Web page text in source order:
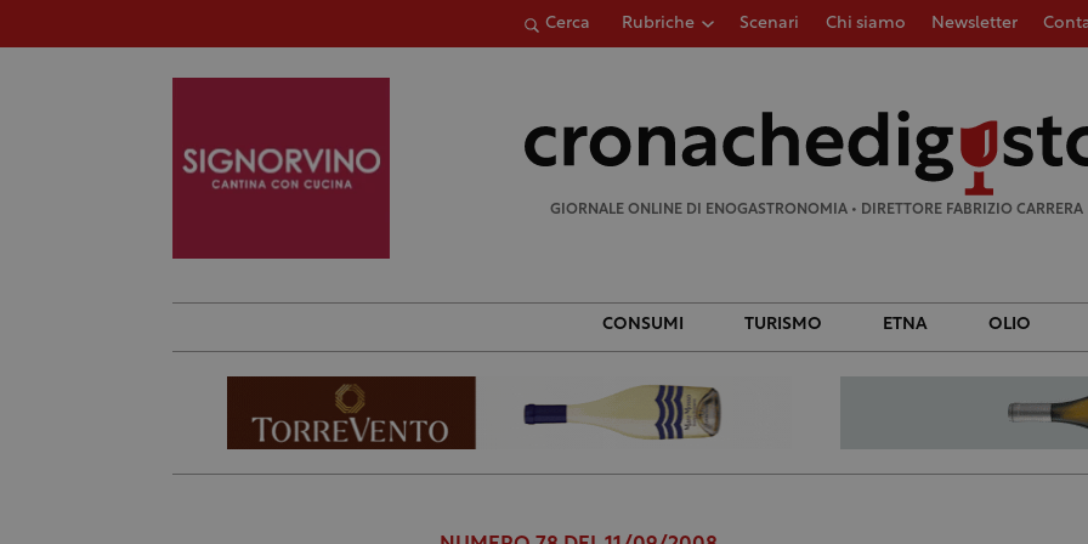
Cerca Rubriche Scenari Chi siamo Newsletter
GIORNALE ONLINE DI ENOGASTRONOMIA • DIRETTORE FABRIZIO CARRERA
CONSUMI TURISMO ETNA OLIO